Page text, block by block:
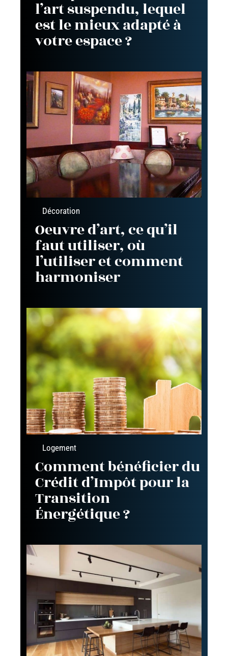
l’art suspendu, lequel
est le mieux adapté à
votre espace ?
Décoration
Oeuvre d’art, ce qu’il
faut utiliser, où
l’utiliser et comment
harmoniser
Logement
Comment bénéficier du
Crédit d’Impôt pour la
Transition
Énergétique ?